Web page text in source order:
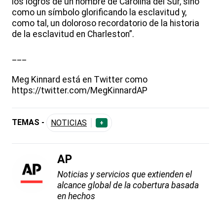
como un símbolo glorificando la esclavitud y,
como tal, un doloroso recordatorio de la historia
de la esclavitud en Charleston”.
___
Meg Kinnard está en Twitter como
https://twitter.com/MegKinnardAP
TEMAS - NOTICIAS +
AP
Noticias y servicios que extienden el
alcance global de la cobertura basada
en hechos